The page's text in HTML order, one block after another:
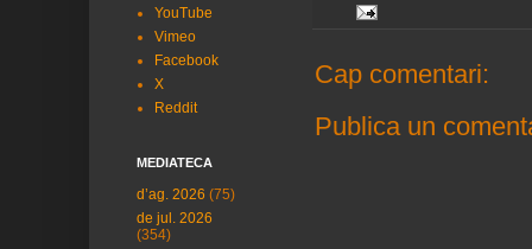
Cap comentari:
Publica un
YouTube
Vimeo
Facebook
X
Reddit
MEDIATECA
d’ag. 2026 (75)
de jul. 2026
(354)